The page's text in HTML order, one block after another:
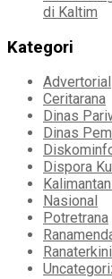
di Kaltim
Kategori
Advertorial
Ceritarana
Dinas
Dinas
Dispora
Nasional
Potretrana
Ranaterkini